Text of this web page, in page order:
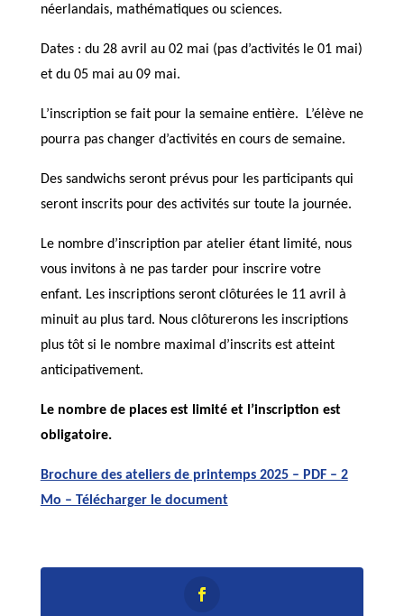
néerlandais, mathématiques ou sciences.
Dates : du 28 avril au 02 mai (pas d’activités le 01 mai)
et du 05 mai au 09 mai.
L’inscription se fait pour la semaine entière. L’élève ne
pourra pas changer d’activités en cours de semaine.
Des sandwichs seront prévus pour les participants qui
seront inscrits pour des activités sur toute la journée.
Le nombre d’inscription par atelier étant limité, nous
vous invitons à ne pas tarder pour inscrire votre
enfant. Les inscriptions seront clôturées le 11 avril à
minuit au plus tard. Nous clôturerons les inscriptions
plus tôt si le nombre maximal d’inscrits est atteint
anticipativement.
Le nombre de places est limité et l’inscription est
obligatoire.
Brochure des ateliers de printemps 2025 – PDF – 2
Mo – Télécharger le document